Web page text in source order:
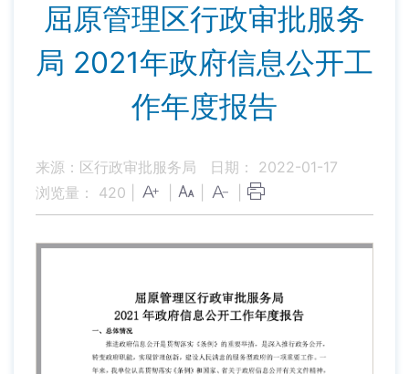
屈原管理区行政审批服务
局 2021年政府信息公开工
作年度报告
来源：区行政审批服务局
日期： 2022-01-17
浏览量： 420